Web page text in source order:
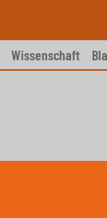
Wissenschaft